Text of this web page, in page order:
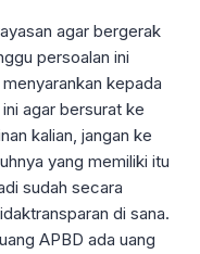
agar bergerak
persoalan ini
kepada
agar bersurat ke
kalian, jangan ke
yang memiliki itu
sudah secara
di sana.
APBD ada uang